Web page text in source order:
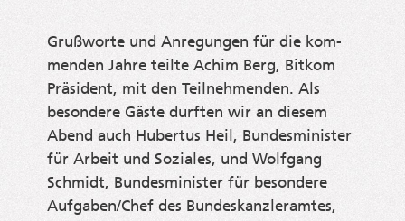
Gruß­wor­te und Anre­gun­gen für die kom­
men­den Jah­re teil­te Achim Berg, Bit­kom
Prä­si­dent, mit den Teil­neh­men­den. Als
beson­de­re Gäs­te durf­ten wir an die­sem
Abend auch Huber­tus Heil, Bun­des­mi­nis­ter
für Arbeit und Sozia­les, und Wolf­gang
Schmidt, Bun­des­mi­nis­ter für beson­de­re
Aufgaben/Chef des Bun­des­kanz­ler­am­tes,